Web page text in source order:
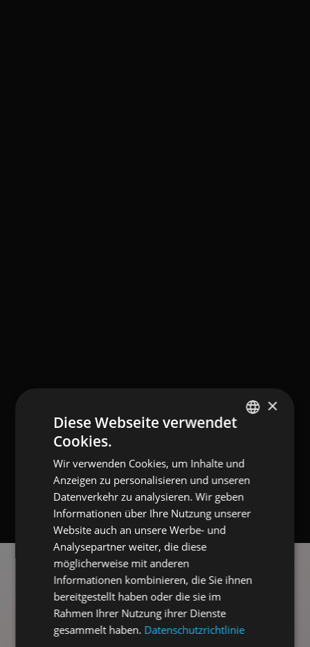
ITALIAN
×
Diese Webseite verwendet
Cookies.
Wir verwenden Cookies, um Inhalte und
Anzeigen zu personalisieren und unseren
Datenverkehr zu analysieren. Wir geben
Informationen über Ihre Nutzung unserer
Website auch an unsere Werbe- und
Analysepartner weiter, die diese
möglicherweise mit anderen
Informationen kombinieren, die Sie ihnen
bereitgestellt haben oder die sie im
Rahmen Ihrer Nutzung ihrer Dienste
gesammelt haben. Datenschutzrichtlinie